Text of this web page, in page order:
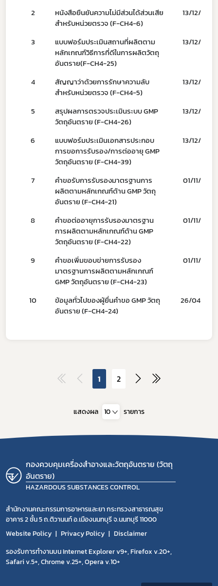
2
หนังสือยืนยันความไม่มีส่วนได้ส่วนเสีย
สำหรับหน่วยตรวจ (F-CH4-6)
13/12/67
3
แบบฟอร์มประเมินสถานที่ผลิตตาม
หลักเกณฑ์วิธีการที่ดีในการผลิตวัตถุ
อันตราย(F-CH4-25)
13/12/67
4
สัญญาว่าด้วยการรักษาความลับ
สำหรับหน่วยตรวจ (F-CH4-5)
13/12/67
5
สรุปผลการตรวจประเมินระบบ GMP
วัตถุอันตราย (F-CH4-26)
13/12/67
6
แบบฟอร์มประเมินเอกสารประกอบ
การขอการรับรอง/การต่ออายุ GMP
วัตถุอันตราย (F-CH4-39)
13/12/67
7
คำขอรับการรับรองมาตรฐานการ
ผลิตตามหลักเกณฑ์ด้าน GMP วัตถุ
อันตราย (F-CH4-21)
01/11/67
8
คำขอต่ออายุการรับรองมาตรฐาน
การผลิตตามหลักเกณฑ์ด้าน GMP
วัตถุอันตราย (F-CH4-22)
01/11/67
9
คำขอเพิ่มขอบข่ายการรับรอง
มาตรฐานการผลิตตามหลักเกณฑ์
GMP วัตถุอันตราย (F-CH4-23)
01/11/67
10
ข้อมูลทั่วไปของผู้ยื่นคำขอ GMP วัตถุ
อันตราย (F-CH4-24)
26/04/67
1 2
แสดงผล 10 รายการ
กองควบคุมเครื่องสำอางและวัตถุอันตราย (วัตถุ
อันตราย)
HAZARDOUS SUBSTANCES CONTROL
สำนักงานคณะกรรมการอาหารและยา กระทรวงสาธารณสุข
อาคาร 2 ชั้น 5 ถ.ติวานนท์ อ.เมืองนนทบุรี จ.นนทบุรี 11000
Website Policy
Privacy Policy
Disclaimer
รองรับการทำงานบน Internet Explorer v9+, Firefox v.20+,
Safari v.5+, Chrome v.25+, Opera v.10+
Subscribe
เลือกหัวข้อที่ท่านต้องการ Subscribe
covid
ผู้ประกอบการณ์
พรบ